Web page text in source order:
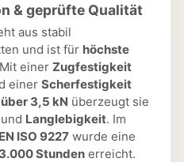
& geprüfte Qualität
aus stabil
und ist für höchste
einer Zugfestigkeit
einer Scherfestigkeit
3,5 kN überzeugt sie
und Langlebigkeit. Im
ISO 9227 wurde eine
Stunden erreicht.